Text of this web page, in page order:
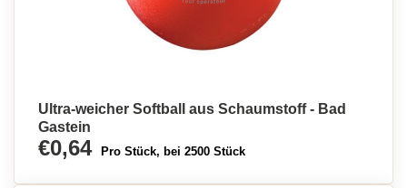
Ultra-weicher Softball aus Schaumstoff - Bad
Gastein
€0,64 Pro Stück, bei 2500 Stück